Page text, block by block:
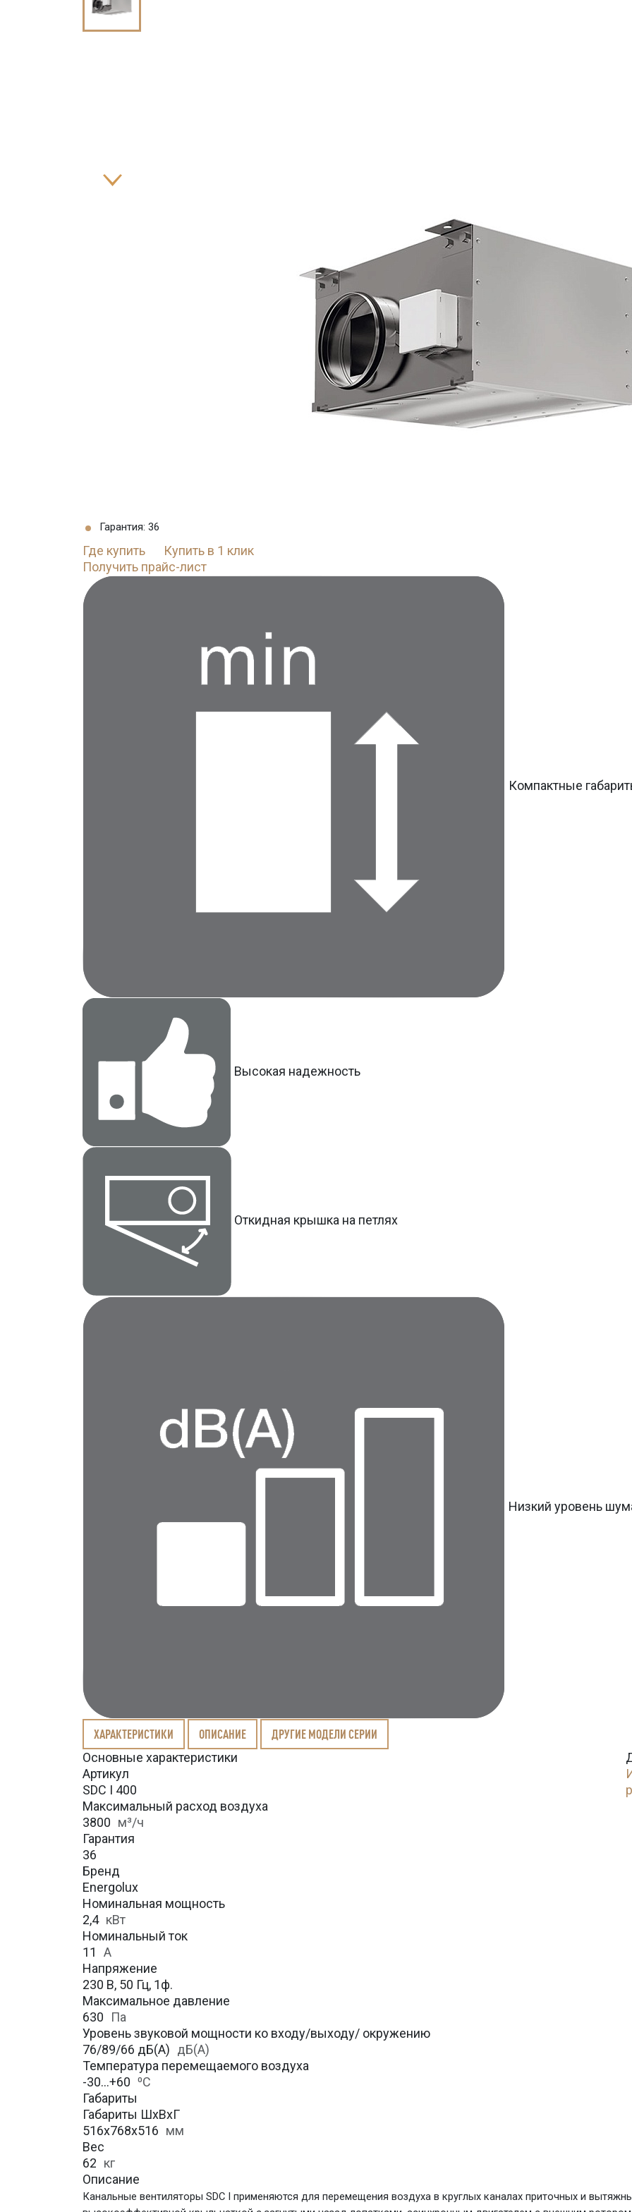
Гарантия: 36
Где купить
Купить в 1 клик
Получить прайс-лист
Компактные
Высокая надежность
Откидная крышка на петлях
Низкий уровень
ХАРАКТЕРИСТИКИ ОПИСАНИЕ ДРУГИЕ МОДЕЛИ СЕРИИ
Основные характеристики
Артикул
SDC I 400
Максимальный расход воздуха
3800 м³/ч
Гарантия
36
Бренд
Energolux
Номинальная мощность
2,4 кВт
Номинальный ток
11
А
Напряжение
230 В, 50 Гц, 1ф.
Максимальное давление
630
Па
Уровень звуковой мощности ко входу/выходу/ окружению
76/89/66 дБ(А) дБ(А)
Температура перемещаемого воздуха
-30…+60 ⁰С
Габариты
Габариты ШхВхГ
516x768x516 мм
Вес
62 кг
Описание
Канальные вентиляторы SDC I применяются для перемещения воздуха в круглых каналах приточных и